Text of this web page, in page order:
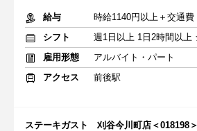
給与
時給1140円以上＋交通費
シフト
雇用形態
アルバイト・パート
アクセス
前後駅
ステーキガスト 刈谷今川町店＜018198＞